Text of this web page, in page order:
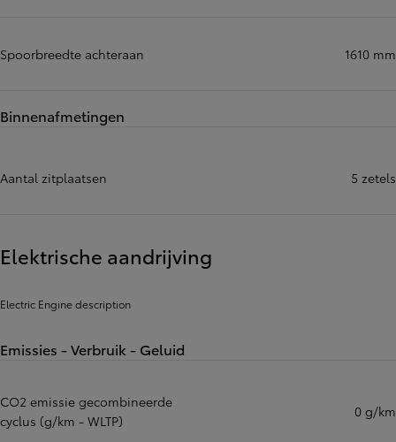
Spoorbreedte achteraan 1610 mm
Binnenafmetingen
Aantal zitplaatsen 5 zetels
Elektrische aandrijving
Electric Engine description
Emissies - Verbruik - Geluid
CO2 emissie gecombineerde
cyclus (g/km - WLTP)
0 g/km